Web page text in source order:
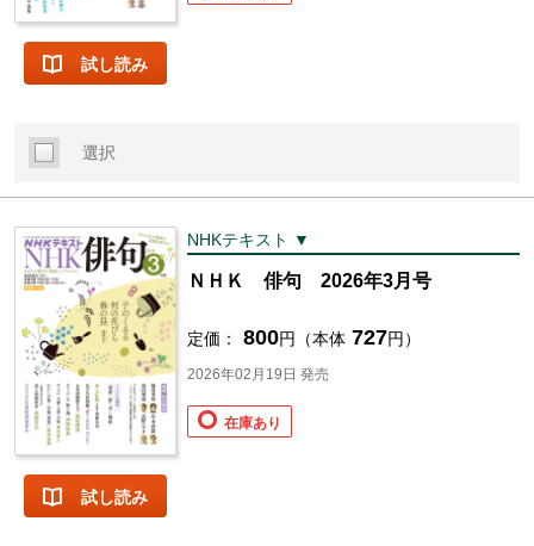
試し読み
選択
試し読み
NHKテキスト ▼
ＮＨＫ 俳句 2026年3月号
定価： 800円（本体 727円）
2026年02月19日 発売
在庫あり